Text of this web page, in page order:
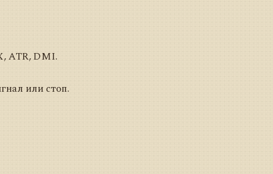
ATR, DMI.
или стоп.